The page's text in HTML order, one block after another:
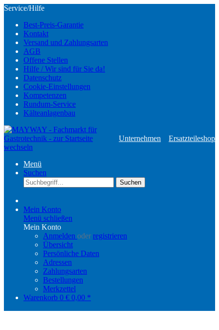
Service/Hilfe
Best-Preis-Garantie
Kontakt
Versand und Zahlungsarten
AGB
Offene Stellen
Hilfe / Wir sind für Sie da!
Datenschutz
Cookie-Einstellungen
Kompetenzen
Rundum-Service
Kälteanlagenbau
Unternehmen Ersatzteileshop
Menü
Suchen
Suchen
Mein Konto
Menü schließen
Mein Konto
Anmelden oder registrieren
Übersicht
Persönliche Daten
Adressen
Zahlungsarten
Bestellungen
Merkzettel
Warenkorb 0 € 0,00 *